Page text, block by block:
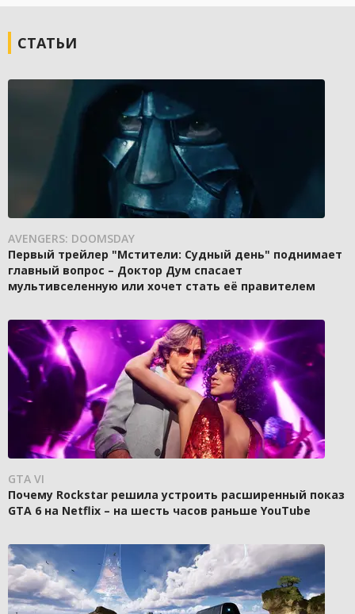
СТАТЬИ
AVENGERS: DOOMSDAY
Первый трейлер "Мстители: Судный день" поднимает
главный вопрос – Доктор Дум спасает
мультивселенную или хочет стать её правителем
GTA VI
Почему Rockstar решила устроить расширенный показ
GTA 6 на Netflix – на шесть часов раньше YouTube